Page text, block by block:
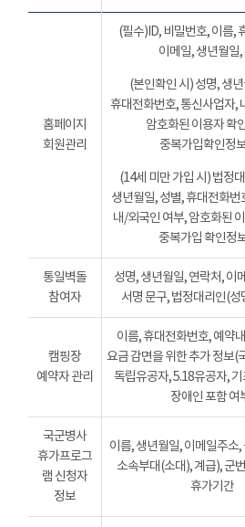
홈페이지
회원관리
(필수)ID, 비밀번호, 이름,
이메일, 생년월일,
(본인확인 시) 성명, 생
휴대전화번호, 통신사업자,
암호화된 이용자 확
중복가입확인정
(14세 미만 가입 시) 법정
생년월일, 성별, 휴대전화번
내/외국인 여부, 암호화된
중복가입 확인정
통일벽돌
참여자
성명, 생년월일, 연락처, 이
서명 문구, 법정대리인(성
캠핑장
예약자 관리
이름, 휴대전화번호, 예약
요금 감면을 위한 추가 정보(
독립유공자, 5.18유공자,
장애인 포함 여
국군병사
휴가프로그
램 신청자
정보
이름, 생년월일, 이메일주소
소속부대(소대), 계급), 군
휴가기간